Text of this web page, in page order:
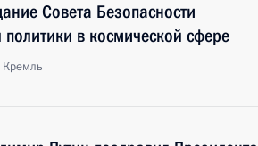
Совета Безопасности
в космической сфере